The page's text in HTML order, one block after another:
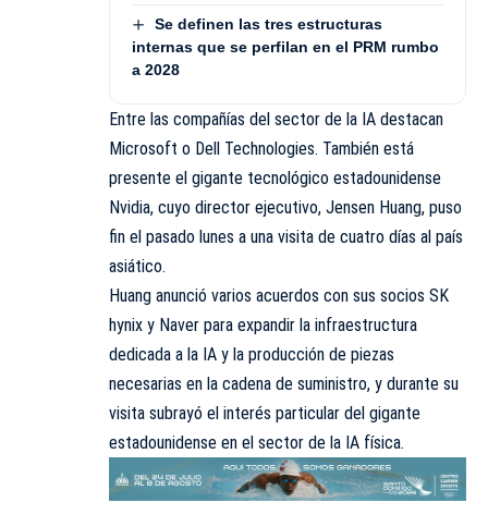
Se definen las tres estructuras
internas que se perfilan en el PRM rumbo
a 2028
Entre las compañías del sector de la IA destacan
Microsoft o Dell Technologies. También está
presente el gigante tecnológico estadounidense
Nvidia, cuyo director ejecutivo, Jensen Huang, puso
fin el pasado lunes a una visita de cuatro días al país
asiático.
Huang anunció varios acuerdos con sus socios SK
hynix y Naver para expandir la infraestructura
dedicada a la IA y la producción de piezas
necesarias en la cadena de suministro, y durante su
visita subrayó el interés particular del gigante
estadounidense en el sector de la IA física.